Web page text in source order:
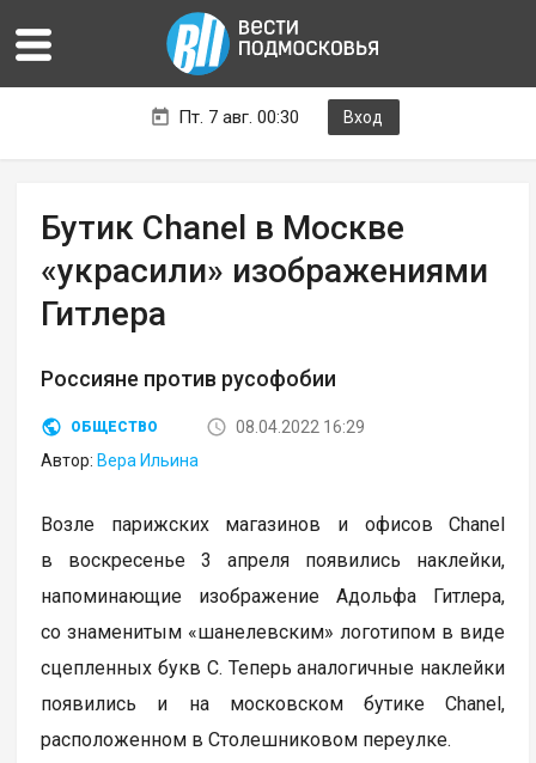
Пт. 7 авг. 00:30 Вход
Бутик Chanel в Москве
«украсили» изображениями
Гитлера
Россияне против русофобии
ОБЩЕСТВО
08.04.2022 16:29
Автор: Вера Ильина
Возле парижских магазинов и офисов Chanel
в воскресенье 3 апреля появились наклейки,
напоминающие изображение Адольфа Гитлера,
со знаменитым «шанелевским» логотипом в виде
сцепленных букв С. Теперь аналогичные наклейки
появились и на московском бутике Chanel,
расположенном в Столешниковом переулке.